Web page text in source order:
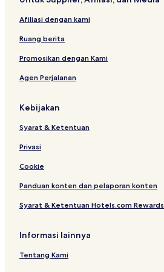
r
t
a
m
a
o
i
t
a
l
t
a
i
o
b
o
o
g
y
a
k
r
a
y
S
O
Afiliasi dengan kami
Ruang berita
Promosikan dengan Kami
Agen Perjalanan
Kebijakan
Syarat & Ketentuan
Privasi
Cookie
Panduan konten dan pelaporan konten
Syarat & Ketentuan Hotels.com Rewards
Informasi lainnya
Tentang Kami